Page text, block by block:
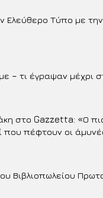
Ελεύθερο Τύπο με την
– τι έγραψαν μέχρι
στο Gazzetta: «Ο
που πέφτουν οι
Βιβλιοπωλείου